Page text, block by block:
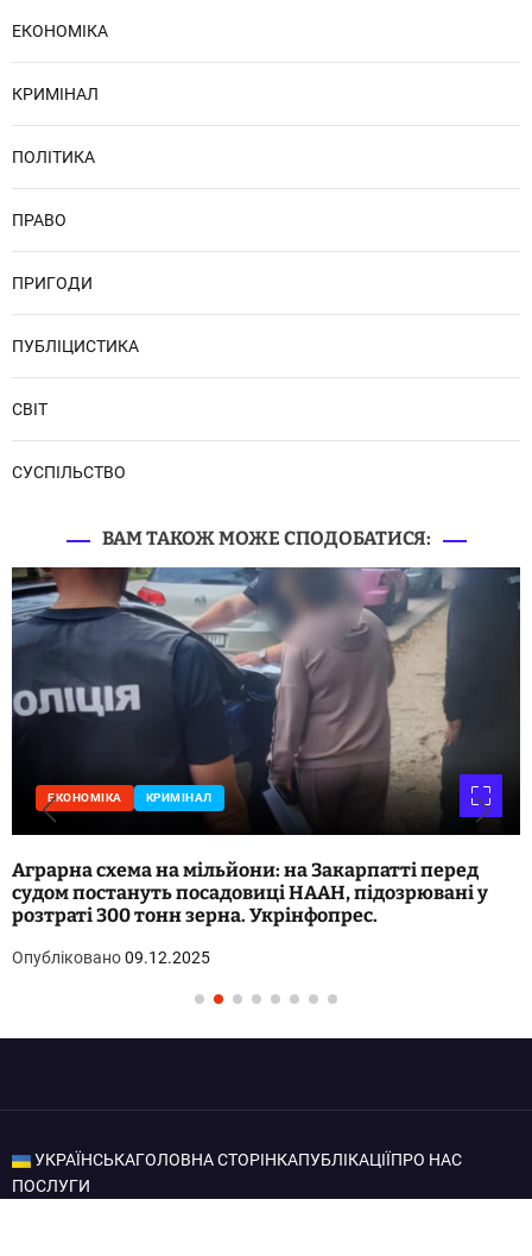
ЕКОНОМІКА
КРИМІНАЛ
ПОЛІТИКА
ПРАВО
ПРИГОДИ
ПУБЛІЦИСТИКА
СВІТ
СУСПІЛЬСТВО
ВАМ ТАКОЖ МОЖЕ СПОДОБАТИСЯ:
ЕКОНОМІКА КРИМІНАЛ
Аграрна схема на мільйони: на Закарпатті перед
судом постануть посадовиці НААН, підозрювані у
розтраті 300 тонн зерна. Укрінфопрес.
Опубліковано09.12.2025
УКРАЇНСЬКАГОЛОВНА СТОРІНКАПУБЛІКАЦІЇПРО НАС
ПОСЛУГИ